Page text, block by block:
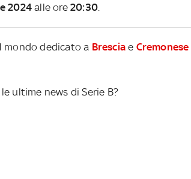
2024 alle ore 20:30
mondo dedicato a Brescia e Cremonese
ultime news di Serie B?